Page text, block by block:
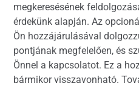
megkeresésének
érdekünk alapján. Az
Ön hozzájárulásával
pontjának megfelelően, és
Önnel a kapcsolatot. Ez a
bármikor visszavonható.